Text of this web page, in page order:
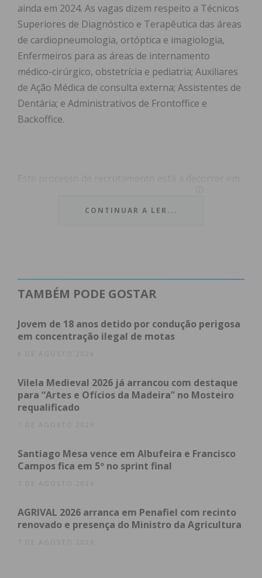
ainda em 2024. As vagas dizem respeito a Técnicos
Superiores de Diagnóstico e Terapêutica das áreas
de cardiopneumologia, ortóptica e imagiologia,
Enfermeiros para as áreas de internamento
médico-cirúrgico, obstetrícia e pediatria; Auxiliares
de Ação Médica de consulta externa; Assistentes de
Dentária; e Administrativos de Frontoffice e
Backoffice.
digital da Multipessoal e, para se candidatarem de
recrutar perfis profissionais com experiência e
disponibilidade imediata, para se juntarem a um
dos maiores Grupos privados de saúde em
a sul do país e com um plano estratégico de
expansão em curso.
centro comercial Ferraza Plaza, e terá um bloco
operatório com duas salas cirúrgicas, 25
sala de imagiologia que estarão ao dispor dos cerca
de 400 mil habitantes da região.
CONTINUAR A LER...
TAMBÉM PODE GOSTAR
Jovem de 18 anos detido por condução perigosa
em concentração ilegal de motas
8 DE AGOSTO 2026
Vilela Medieval 2026 já arrancou com destaque
para “Artes e Ofícios da Madeira” no Mosteiro
requalificado
7 DE AGOSTO 2026
Santiago Mesa vence em Albufeira e Francisco
Campos fica em 5º no sprint final
7 DE AGOSTO 2026
AGRIVAL 2026 arranca em Penafiel com recinto
renovado e presença do Ministro da Agricultura
7 DE AGOSTO 2026